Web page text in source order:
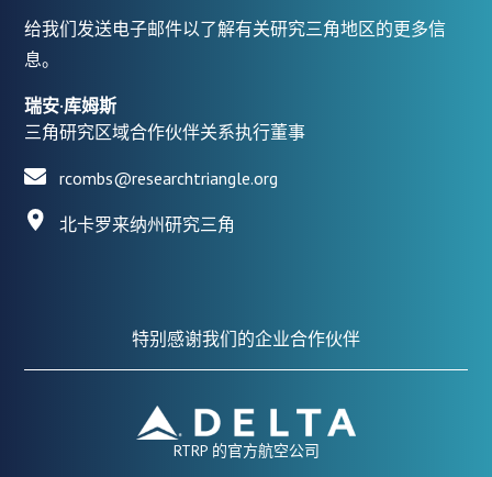
给我们发送电子邮件以了解有关研究三角地区的更多信
息。
瑞安·库姆斯
三角研究区域合作伙伴关系执行董事
rcombs@researchtriangle.org
北卡罗来纳州研究三角
特别感谢我们的企业合作伙伴
RTRP 的官方航空公司